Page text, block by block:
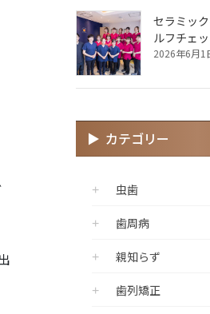
セラミッ
ルフチェ
2026年6月1
カテゴリー
虫歯
歯周病
親知らず
歯列矯正